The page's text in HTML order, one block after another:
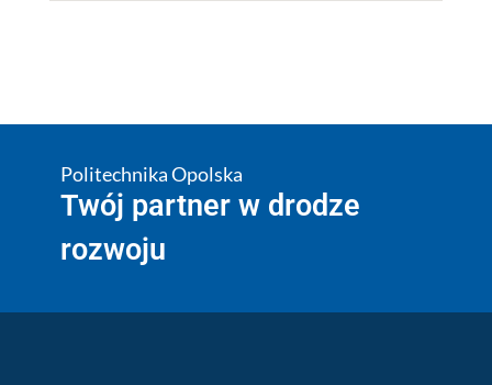
Politechnika Opolska
Twój partner w drodze
rozwoju